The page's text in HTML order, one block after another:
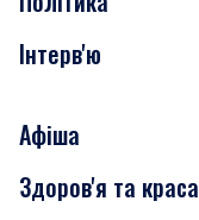
Інтерв'ю
Афіша
Сьогодні
Здоров'я та краса